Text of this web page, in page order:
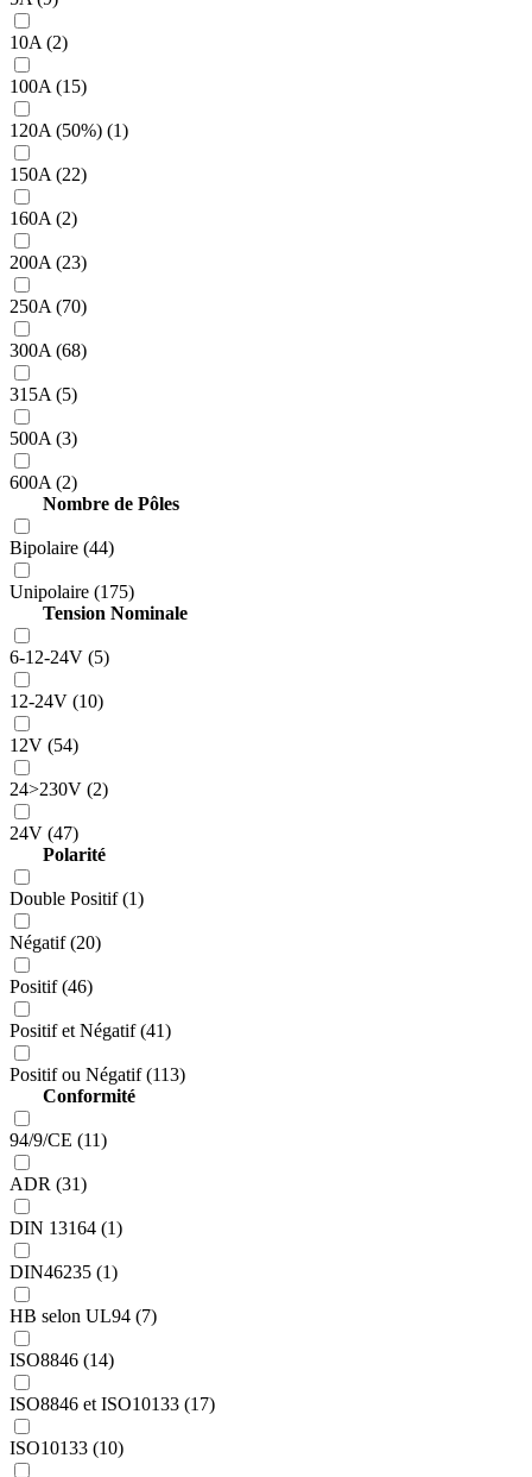
10A (2)
100A (15)
120A (50%) (1)
150A (22)
160A (2)
200A (23)
250A (70)
300A (68)
315A (5)
500A (3)
600A (2)
Nombre de Pôles
Bipolaire (44)
Unipolaire (175)
Tension Nominale
6-12-24V (5)
12-24V (10)
12V (54)
24>230V (2)
24V (47)
Polarité
Double Positif (1)
Négatif (20)
Positif (46)
Positif et Négatif (41)
Positif ou Négatif (113)
Conformité
94/9/CE (11)
ADR (31)
DIN 13164 (1)
DIN46235 (1)
HB selon UL94 (7)
ISO8846 (14)
ISO8846 et ISO10133 (17)
ISO10133 (10)